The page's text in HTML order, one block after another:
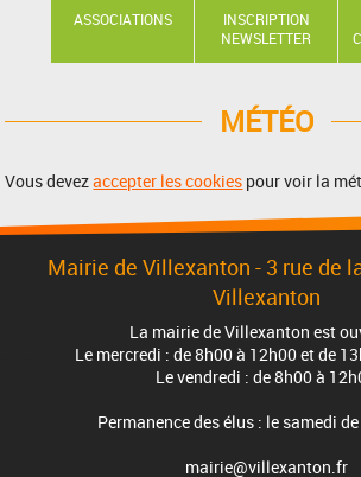
ASSOCIATIONS
INSCRIPTION
NEWSLETTER
MÉTÉO
Vous devezaccepter les cookies pour voir la
Mairie de Villexanton - 3 rue de
Villexanton
La mairie de Villexanton est
Le mercredi : de 8h00 à 12h00 et de
Le vendredi : de 8h00 à
Permanence des élus : le samedi
mairie@villexanton.fr